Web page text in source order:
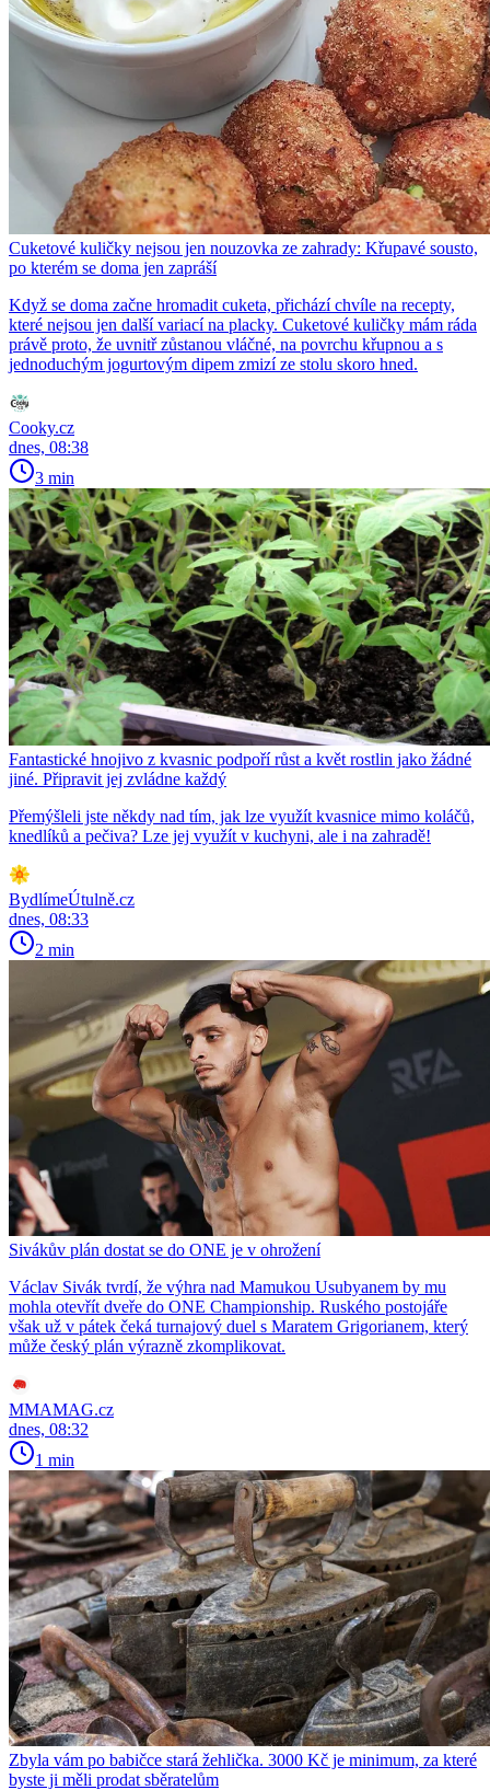
Cuketové kuličky nejsou jen nouzovka ze zahrady: Křupavé sousto,
po kterém se doma jen zapráší
Když se doma začne hromadit cuketa, přichází chvíle na recepty,
které nejsou jen další variací na placky. Cuketové kuličky mám ráda
právě proto, že uvnitř zůstanou vláčné, na povrchu křupnou a s
jednoduchým jogurtovým dipem zmizí ze stolu skoro hned.
Cooky.cz
dnes, 08:38
3 min
Fantastické hnojivo z kvasnic podpoří růst a květ rostlin jako žádné
jiné. Připravit jej zvládne každý
Přemýšleli jste někdy nad tím, jak lze využít kvasnice mimo koláčů,
knedlíků a pečiva? Lze jej využít v kuchyni, ale i na zahradě!
BydlímeÚtulně.cz
dnes, 08:33
2 min
Sivákův plán dostat se do ONE je v ohrožení
Václav Sivák tvrdí, že výhra nad Mamukou Usubyanem by mu
mohla otevřít dveře do ONE Championship. Ruského postojáře
však už v pátek čeká turnajový duel s Maratem Grigorianem, který
může český plán výrazně zkomplikovat.
MMAMAG.cz
dnes, 08:32
1 min
Zbyla vám po babičce stará žehlička. 3000 Kč je minimum, za které
byste ji měli prodat sběratelům